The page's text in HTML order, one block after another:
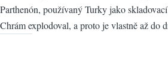
Parthenón, používaný Turky jako
Chrám explodoval, a proto je vlastně až do